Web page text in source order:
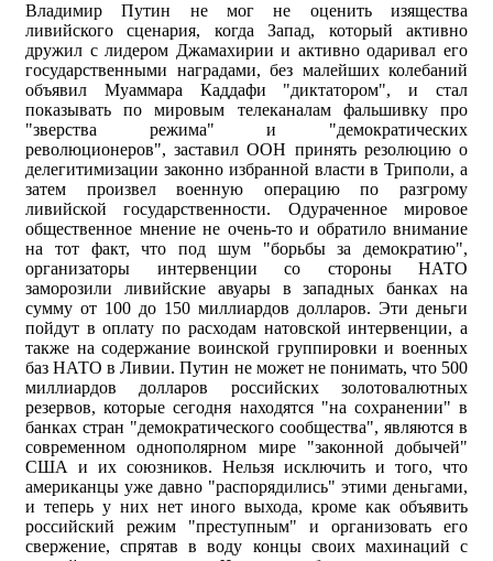
Владимир Путин не мог не оценить изящества
ливийского сценария, когда Запад, который активно
дружил с лидером Джамахирии и активно одаривал его
государственными наградами, без малейших колебаний
объявил Муаммара Каддафи "диктатором", и стал
показывать по мировым телеканалам фальшивку про
"зверства режима" и "демократических
революционеров", заставил ООН принять резолюцию о
делегитимизации законно избранной власти в Триполи, а
затем произвел военную операцию по разгрому
ливийской государственности. Одураченное мировое
общественное мнение не очень-то и обратило внимание
на тот факт, что под шум "борьбы за демократию",
организаторы интервенции со стороны НАТО
заморозили ливийские авуары в западных банках на
сумму от 100 до 150 миллиардов долларов. Эти деньги
пойдут в оплату по расходам натовской интервенции, а
также на содержание воинской группировки и военных
баз НАТО в Ливии. Путин не может не понимать, что 500
миллиардов долларов российских золотовалютных
резервов, которые сегодня находятся "на сохранении" в
банках стран "демократического сообщества", являются в
современном однополярном мире "законной добычей"
США и их союзников. Нельзя исключить и того, что
американцы уже давно "распорядились" этими деньгами,
и теперь у них нет иного выхода, кроме как объявить
российский режим "преступным" и организовать его
свержение, спрятав в воду концы своих махинаций с